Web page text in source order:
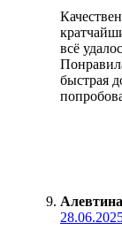
всё
быстрая